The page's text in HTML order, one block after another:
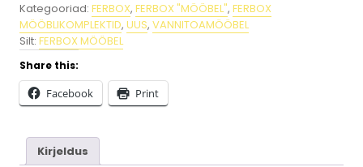
Kategooriad: FERBOX, FERBOX "MÖÖBEL", FERBOX
MÖÖBLIKOMPLEKTID, UUS, VANNITOAMÖÖBEL
Silt: FERBOX MÖÖBEL
Share this:
Facebook Print
Kirjeldus